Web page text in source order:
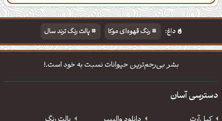
داغ: رنگ قهوه‌ای موکا
پالت رنگ ترند سال
دانلود والپیپر مذهبی
تایپوگرافی شعر مولانا
بشر بی‌رحم‌ترین حیوانات نسبت به خود است.!
دسترسی آسان